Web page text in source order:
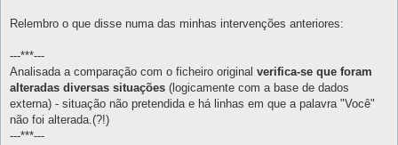
Relembro o que disse numa das minhas intervenções anteriores:
---***---
Analisada a comparação com o ficheiro original verifica-se que foram
alteradas diversas situações (logicamente com a base de dados
externa) - situação não pretendida e há linhas em que a palavra "Você"
não foi alterada.(?!)
---***---